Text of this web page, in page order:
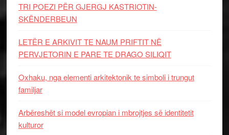
TRI POEZI PËR GJERGJ KASTRIOTIN-
SKËNDERBEUN
LETËR E ARKIVIT TE NAUM PRIFTIT NË
PERVJETORIN E PARE TE DRAGO SILIQIT
Oxhaku, nga elementi arkitektonik te simboli i trungut
familjar
Arbëreshët si model evropian i mbrojtjes së identitetit
kulturor